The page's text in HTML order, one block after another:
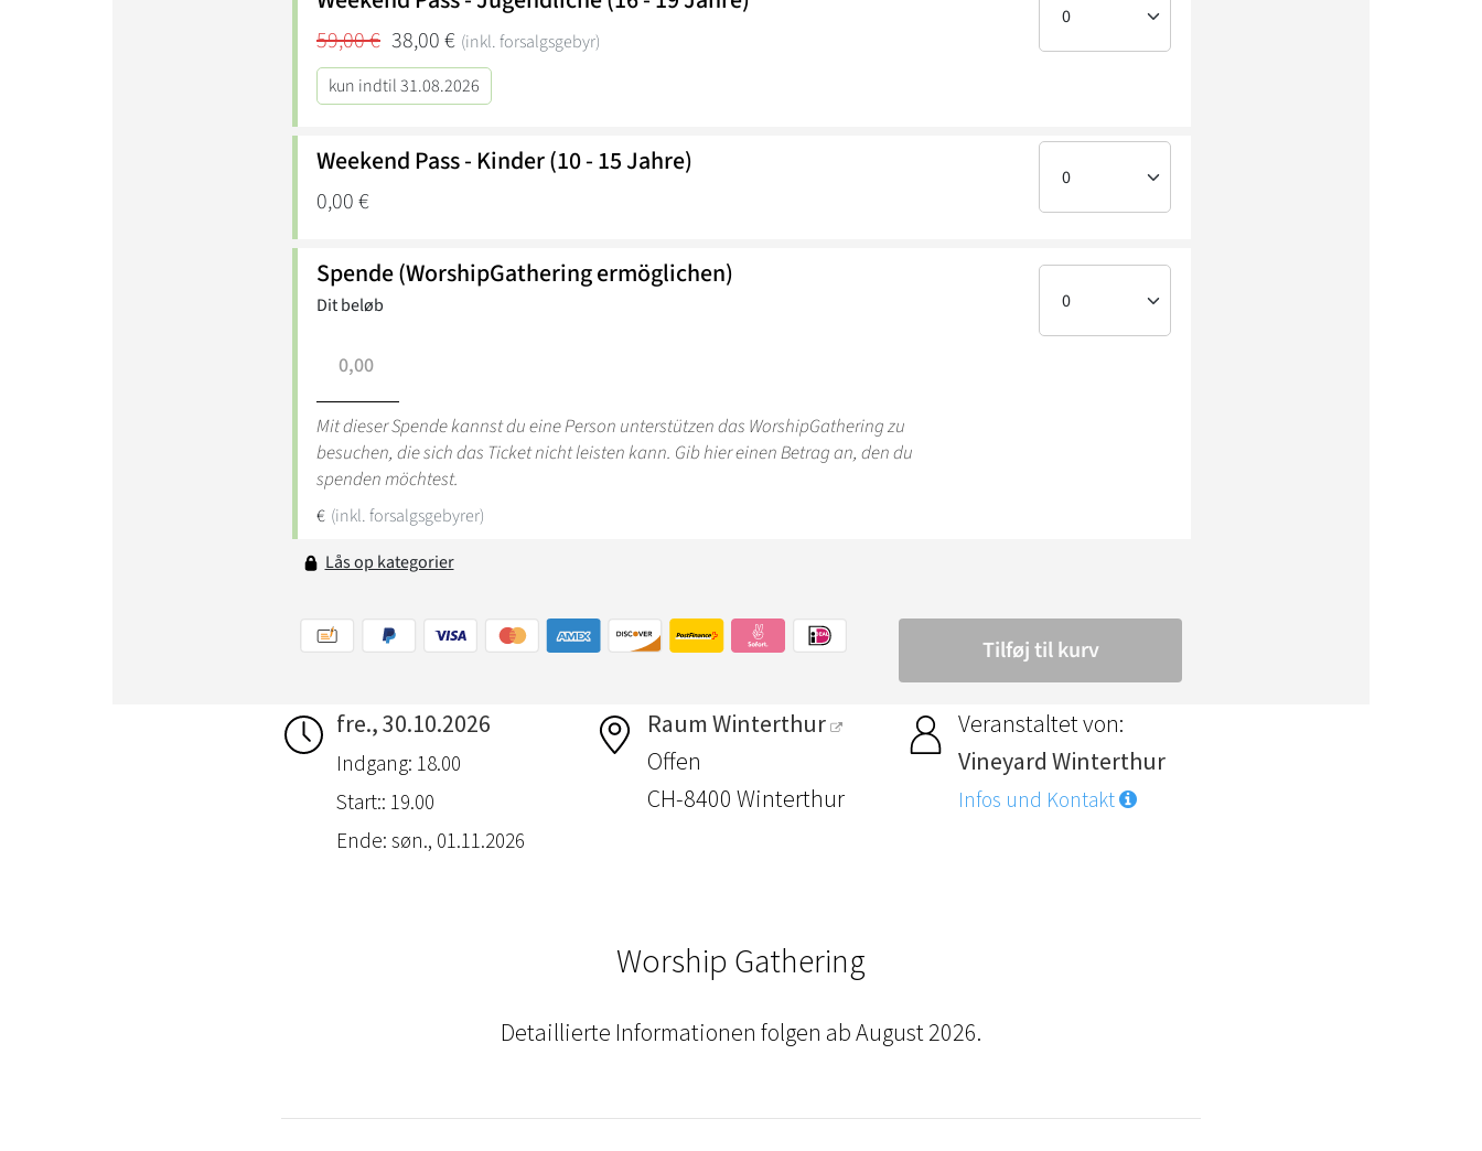
fre., 30.10.2026
Indgang: 18.00
Start:: 19.00
Ende: søn., 01.11.2026
Raum Winterthur
Offen
CH-8400 Winterthur
Veranstaltet von:
Vineyard Winterthur
Infos und Kontakt
Worship Gathering
Detaillierte Informationen folgen ab August 2026.